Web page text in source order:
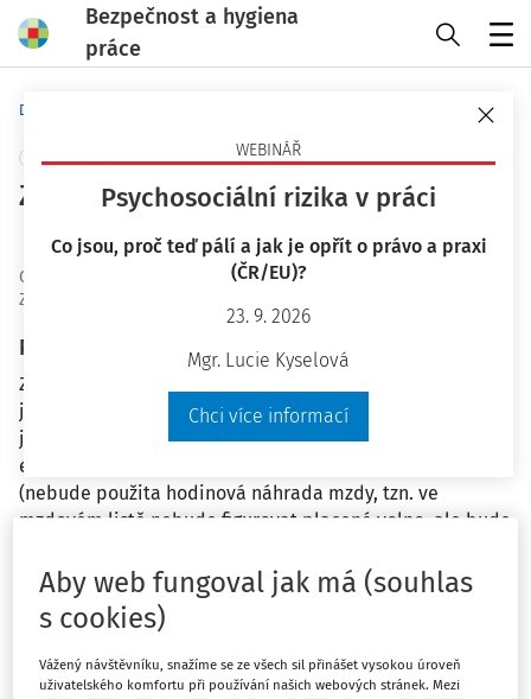
Bezpečnost a hygiena
práce
WEBINÁŘ
Psychosociální rizika v práci
Co jsou, proč teď pálí a jak je opřít o právo a praxi
(ČR/EU)?
23. 9. 2026
Mgr. Lucie Kyselová
Chci více informací
Domů
+ PŘIDAT VLASTNÍ
Zaměstnanec u lékaře
JUDr. Bořivoj Šubrt
OaO ID
Zodpovězeno
Plné znění otázky
Zaměstnanec má ze zákona nárok na náhradu mzdy, když
jde k lékaři. Může si zaměstnavatel stanovit, že pokud
jde zaměstnanec k lékaři, bude jeho nepřítomnost
evidovat, jako by byl v práci a dostane za to mzdu
(nebude použita hodinová náhrada mzdy, tzn. ve
mzdovém listě nebude figurovat placené volno, ale bude
mě napadá, kdyby se stal pracovní úraz během návštěvy
lékaře a my bychom ve mzdovém listě měli evidováno
návštěvu lékaře, jako že zaměstnanec pracoval, nebude
to problém?
Aby web fungoval jak má (souhlas
s cookies)
Vážený návštěvníku, snažíme se ze všech sil přinášet vysokou úroveň
uživatelského komfortu při používání našich webových stránek. Mezi